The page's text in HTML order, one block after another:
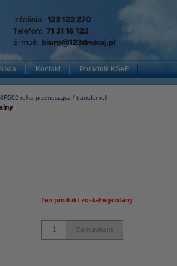
Kontakt Poradnik KSeF
rolka przenosząca / transfer roll
Ten produkt został wycofany
Zamawiam